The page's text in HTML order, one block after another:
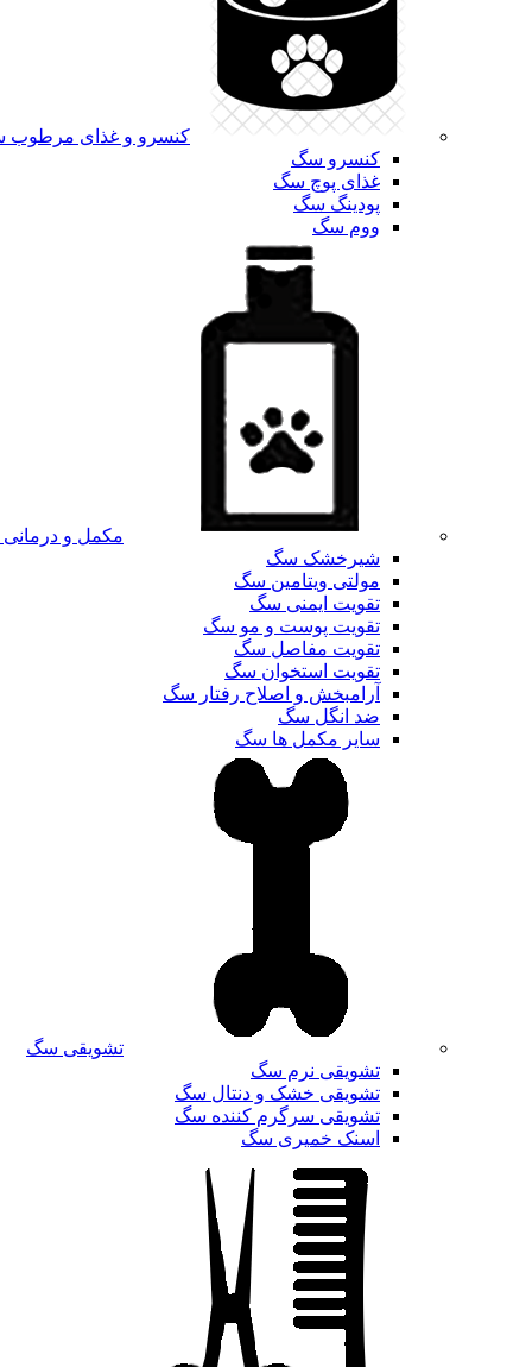
کنسرو و غذای
کنسرو سگ
غذای پوچ سگ
پودینگ سگ
ووم سگ
مکمل و
شیرخشک سگ
مولتی ویتامین سگ
تقویت ایمنی سگ
تقویت پوست و مو سگ
تقویت مفاصل سگ
تقویت استخوان سگ
آرامبخش و اصلاح رفتار سگ
ضد انگل سگ
سایر مکمل ها سگ
تشویقی سگ
تشویقی نرم سگ
تشویقی خشک و دنتال سگ
تشویقی سرگرم کننده سگ
اسنک خمیری سگ